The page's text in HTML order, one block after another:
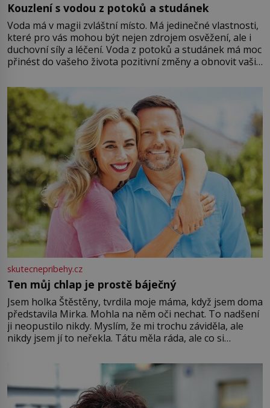
Kouzlení s vodou z potoků a studánek
Voda má v magii zvláštní místo. Má jedinečné vlastnosti,
které pro vás mohou být nejen zdrojem osvěžení, ale i
duchovní síly a léčení. Voda z potoků a studánek má moc
přinést do vašeho života pozitivní změny a obnovit vaši
můžete obohatit své rituály a přinést do svého života
větší harmonii a klid. Je důležité
skutecnepribehy.cz
Ten můj chlap je prostě báječný
Jsem holka Štěstěny, tvrdila moje máma, když jsem doma
představila Mirka. Mohla na něm oči nechat. To nadšení
ji neopustilo nikdy. Myslím, že mi trochu záviděla, ale
nikdy jsem jí to neřekla. Tátu měla ráda, ale co si
Jsme spolu moc rádi Tehdy byla jiná doba, když